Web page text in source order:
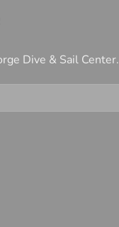
Dive & Sail Center.